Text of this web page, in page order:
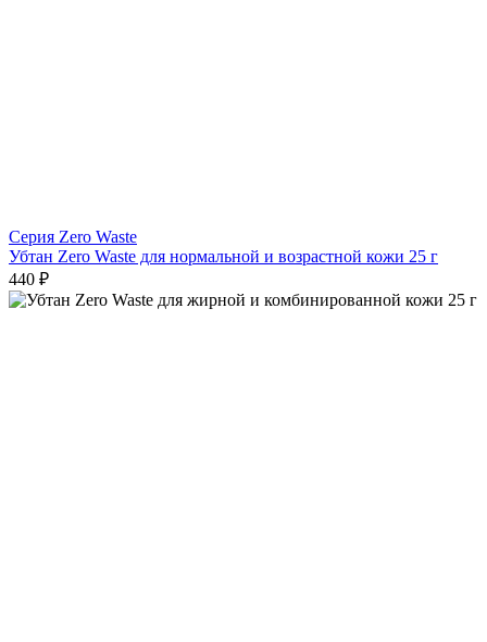
Серия Zero Waste
Убтан Zero Waste для нормальной и возрастной кожи 25 г
440 ₽